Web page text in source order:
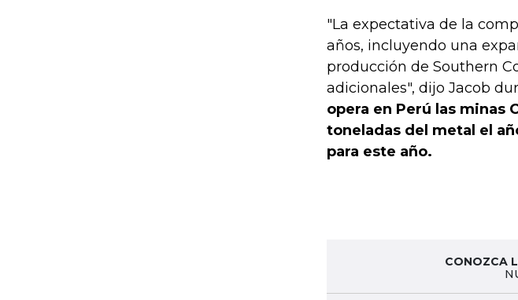
"La expectativa de la
años, incluyendo una
producción de Southern
adicionales", dijo Jacob
opera en Perú las minas
toneladas del metal el
para este año.
CONOZCA